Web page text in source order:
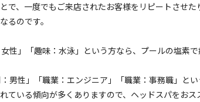
で、一度でもご来店されたお客様をリピートさせ
るのです。
女性」「趣味：水泳」という方なら、プールの塩素
：男性」「職業：エンジニア」「職業：事務職」と
ている傾向が多くありますので、ヘッドスパをおス